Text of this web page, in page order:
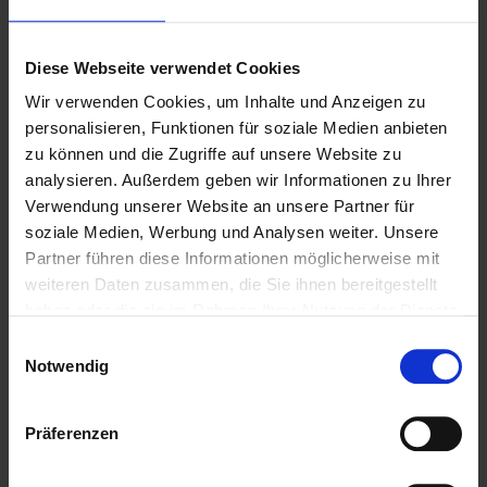
Diese Webseite verwendet Cookies
Wir verwenden Cookies, um Inhalte und Anzeigen zu
personalisieren, Funktionen für soziale Medien anbieten
zu können und die Zugriffe auf unsere Website zu
analysieren. Außerdem geben wir Informationen zu Ihrer
Verwendung unserer Website an unsere Partner für
soziale Medien, Werbung und Analysen weiter. Unsere
Partner führen diese Informationen möglicherweise mit
weiteren Daten zusammen, die Sie ihnen bereitgestellt
Notwendig
Präferenzen
Warburger Keller Naturtrüb
Bierstil: Kellerbier (Zwickelbier)
Stammwürze: 11,00° P
Alkohol: 4,80 Vol.-%
Flasche: Steinie (0,33 l)
Farbe: